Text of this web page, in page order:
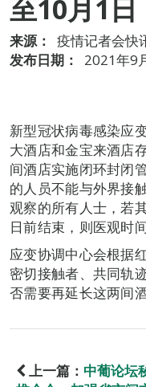
至10月1日
来源：
疫情记者会快
发布日期：
2021年9
新型冠状病毒感染应
大酒店和金宝来酒店
间酒店实施闭环封闭
的人员不能与外界接
观察的所有人士，若
日前结束，则医观时
应变协调中心会根据
密切接触者、共同轨
否需要再延长这两间
上一篇： 中葡论坛